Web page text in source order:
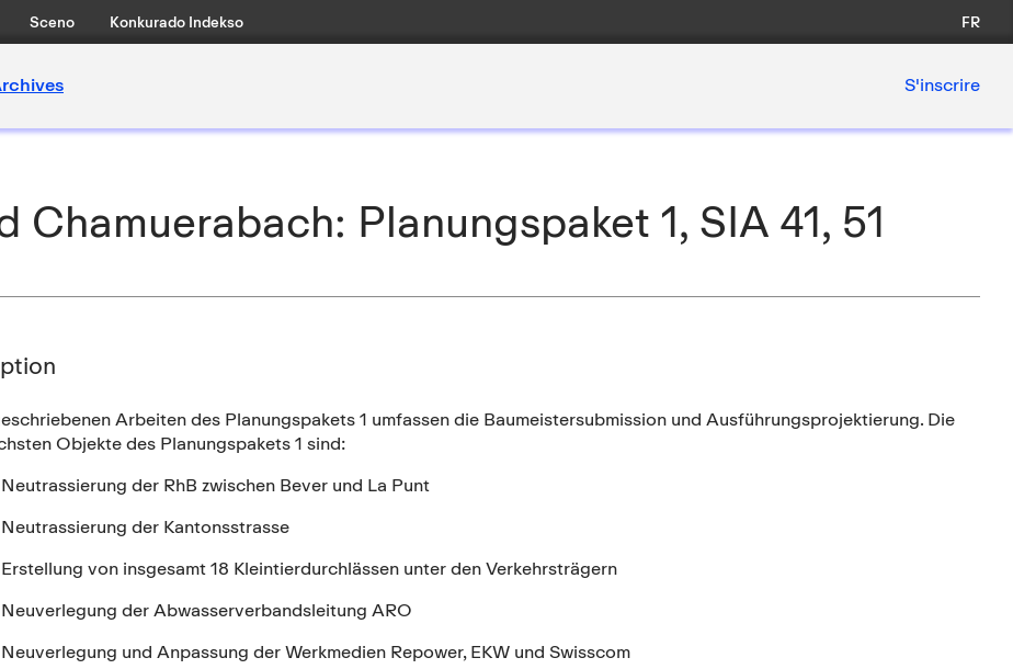
Sceno Konkurado Indekso FR
S'inscrire
Chamuerabach: Planungspaket 1, SIA 41, 51
Arbeiten des Planungspakets 1 umfassen die Baumeistersubmission und Ausführungsprojektierung. Die
Objekte des Planungspakets 1 sind:
der RhB zwischen Bever und La Punt
der Kantonsstrasse
von insgesamt 18 Kleintierdurchlässen unter den Verkehrsträgern
der Abwasserverbandsleitung ARO
und Anpassung der Werkmedien Repower, EKW und Swisscom